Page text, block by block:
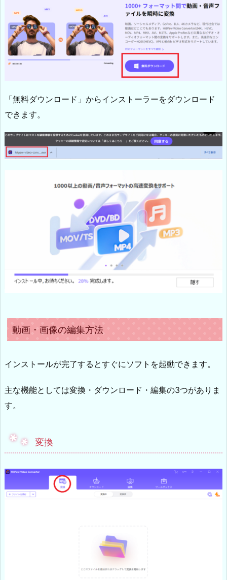
「無料ダウンロード」からインストーラーをダウンロード
できます。
動画・画像の編集方法
インストールが完了するとすぐにソフトを起動できます。
主な機能としては変換・ダウンロード・編集の3つがありま
す。
変換